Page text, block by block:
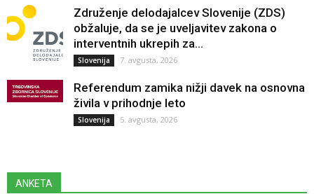
Združenje delodajalcev Slovenije (ZDS)
obžaluje, da se je uveljavitev zakona o
interventnih ukrepih za...
Slovenija 7. avgusta, 2026
Referendum zamika nižji davek na osnovna
živila v prihodnje leto
Slovenija 5. avgusta, 2026
ANKETA